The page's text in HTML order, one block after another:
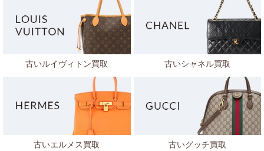
古いルイヴィトン買取 古いシャネル買取
古いエルメス買取 古いグッチ買取